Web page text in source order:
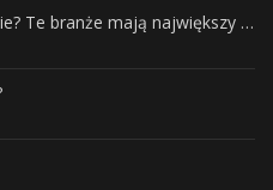
Własna firma chodzi Ci po głowie? Te branże mają największy potencjał rozwoju